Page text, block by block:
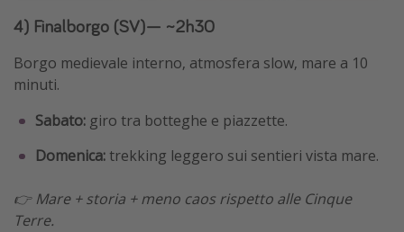
4) Finalborgo (SV)— ~2h30
Borgo medievale interno, atmosfera slow, mare a 10
minuti.
Sabato: giro tra botteghe e piazzette.
Domenica: trekking leggero sui sentieri vista mare.
👉 Mare + storia + meno caos rispetto alle Cinque
Terre.